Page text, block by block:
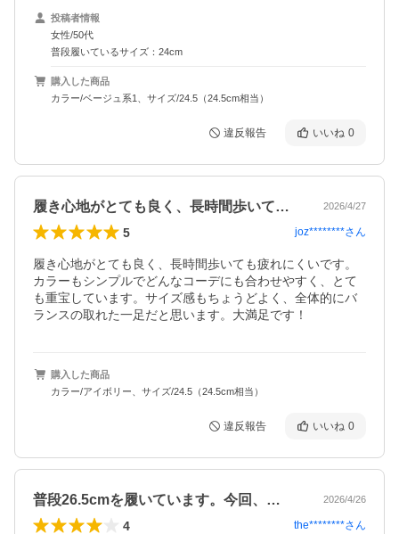
投稿者情報
女性/50代
普段履いているサイズ：24cm
購入した商品
カラー/ベージュ系1、サイズ/24.5（24.5cm相当）
違反報告 いいね 0
履き心地がとても良く、長時間歩いても疲… 2026/4/27
5 joz********さん
履き心地がとても良く、長時間歩いても疲れにくいです。
カラーもシンプルでどんなコーデにも合わせやすく、とて
も重宝しています。サイズ感もちょうどよく、全体的にバ
ランスの取れた一足だと思います。大満足です！
購入した商品
カラー/アイボリー、サイズ/24.5（24.5cm相当）
違反報告 いいね 0
普段26.5cmを履いています。今回、… 2026/4/26
4 the********さん